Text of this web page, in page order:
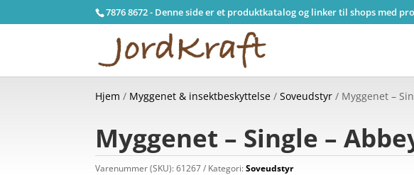
7876 8672 - Denne side er et produktkatalog og linker til shops med
Hjem / Myggenet & insektbeskyttelse /Soveudstyr / Myggenet –
Myggenet – Single –
Varenummer (SKU):61267 Kategori:Soveudstyr